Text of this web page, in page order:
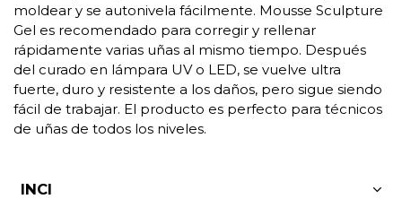
moldear y se autonivela fácilmente. Mousse Sculpture
Gel es recomendado para corregir y rellenar
rápidamente varias uñas al mismo tiempo. Después
del curado en lámpara UV o LED, se vuelve ultra
fuerte, duro y resistente a los daños, pero sigue siendo
fácil de trabajar. El producto es perfecto para técnicos
de uñas de todos los niveles.
INCI